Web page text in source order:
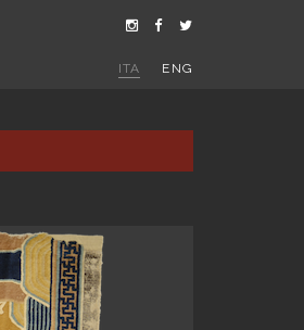
ITA ENG